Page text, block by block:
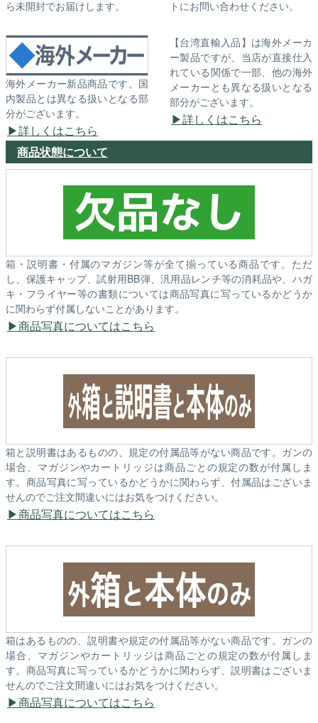
ら未開封でお届けします。 トにお問い合わせください。
海外メーカー新品商品です。国
内製品とは異なる扱いとなる部
分がございます。
詳しくはこちら
【台湾直輸入品】は海外メーカ
ー製品ですが、当店が直接仕入
れている関係で一部、他の海外
メーカーとも異なる扱いとなる
部分がございます。
詳しくはこちら
商品状態について
箱・説明書・付属のマガジン等が全て揃っている商品です。ただ
し、保護キャップ、試射用BB弾、汎用品レンチ等の消耗品や、ハガ
キ・フライヤー等の書類については商品写真に写っているかどうか
に関わらず付属しないことがあります。
商品写真についてはこちら
箱と説明書はあるものの、規定の付属品等がない商品です。ガンの
場合、マガジンやカートリッジは商品ごとの規定の数が付属しま
す。商品写真に写っているかどうかに関わらず、付属品はございま
せんのでご注文間違いにはお気をつけください。
商品写真についてはこちら
箱はあるものの、説明書や規定の付属品等がない商品です。ガンの
場合、マガジンやカートリッジは商品ごとの規定の数が付属しま
す。商品写真に写っているかどうかに関わらず、説明書はございま
せんのでご注文間違いにはお気をつけください。
商品写真についてはこちら